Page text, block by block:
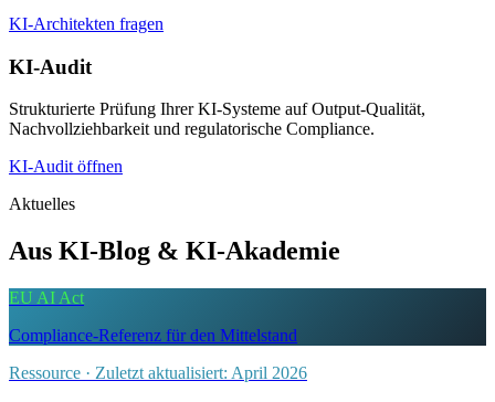
KI-Architekten fragen
KI-Audit
Strukturierte Prüfung Ihrer KI-Systeme auf Output-Qualität,
Nachvollziehbarkeit und regulatorische Compliance.
KI-Audit öffnen
Aktuelles
Aus KI-Blog & KI-Akademie
EU AI Act
Compliance-Referenz für den Mittelstand
Ressource · Zuletzt aktualisiert: April 2026